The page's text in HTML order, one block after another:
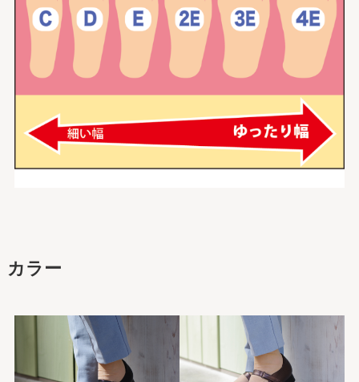
カラー